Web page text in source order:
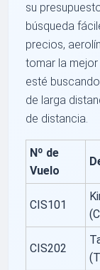
su
búsqueda
precios,
tomar la mejor
esté
de larga
de distancia.
Nº de
Vuelo
CIS101
CIS202